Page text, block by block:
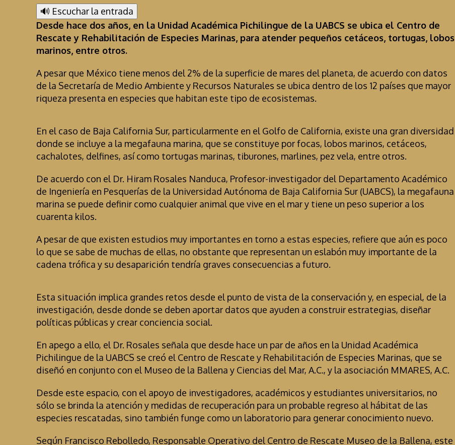
🔊 Escuchar la entrada
Desde hace dos años, en la Unidad Académica Pichilingue de la UABCS se ubica el Centro de
Rescate y Rehabilitación de Especies Marinas, para atender pequeños cetáceos, tortugas, lobos
marinos, entre otros.
A pesar que México tiene menos del 2% de la superficie de mares del planeta, de acuerdo con datos
de la Secretaría de Medio Ambiente y Recursos Naturales se ubica dentro de los 12 países que mayor
riqueza presenta en especies que habitan este tipo de ecosistemas.
En el caso de Baja California Sur, particularmente en el Golfo de California, existe una gran diversidad
donde se incluye a la megafauna marina, que se constituye por focas, lobos marinos, cetáceos,
cachalotes, delfines, así como tortugas marinas, tiburones, marlines, pez vela, entre otros.
De acuerdo con el Dr. Hiram Rosales Nanduca, Profesor-investigador del Departamento Académico
de Ingeniería en Pesquerías de la Universidad Autónoma de Baja California Sur (UABCS), la megafauna
marina se puede definir como cualquier animal que vive en el mar y tiene un peso superior a los
cuarenta kilos.
A pesar de que existen estudios muy importantes en torno a estas especies, refiere que aún es poco
lo que se sabe de muchas de ellas, no obstante que representan un eslabón muy importante de la
cadena trófica y su desaparición tendría graves consecuencias a futuro.
Esta situación implica grandes retos desde el punto de vista de la conservación y, en especial, de la
investigación, desde donde se deben aportar datos que ayuden a construir estrategias, diseñar
políticas públicas y crear conciencia social.
En apego a ello, el Dr. Rosales señala que desde hace un par de años en la Unidad Académica
Pichilingue de la UABCS se creó el Centro de Rescate y Rehabilitación de Especies Marinas, que se
diseñó en conjunto con el Museo de la Ballena y Ciencias del Mar, A.C., y la asociación MMARES, A.C.
Desde este espacio, con el apoyo de investigadores, académicos y estudiantes universitarios, no
sólo se brinda la atención y medidas de recuperación para un probable regreso al hábitat de las
especies rescatadas, sino también funge como un laboratorio para generar conocimiento nuevo.
Según Francisco Rebolledo, Responsable Operativo del Centro de Rescate Museo de la Ballena, este